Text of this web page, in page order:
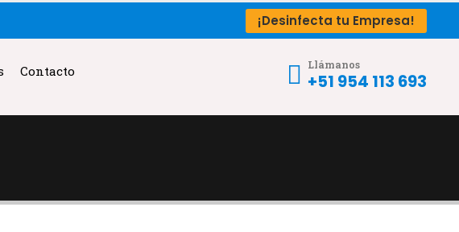
¡Desinfecta tu Empresa!
Contacto Llámanos
+51 954 113 693